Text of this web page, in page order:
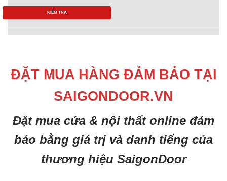
KIỂM TRA
ĐẶT MUA HÀNG ĐẢM BẢO TẠI
SAIGONDOOR.VN
Đặt mua cửa & nội thất online đảm
bảo bằng giá trị và danh tiếng của
thương hiệu SaigonDoor